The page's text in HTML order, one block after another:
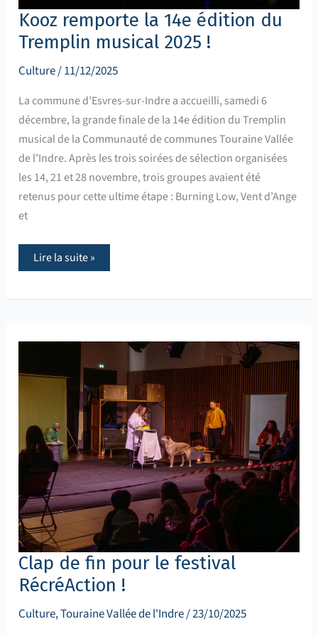
Kooz remporte la 14e édition du
Tremplin musical 2025 !
Culture/11/12/2025
La commune d’Esvres-sur-Indre a accueilli, samedi 6
décembre, la grande finale de la 14e édition du Tremplin
musical de la Communauté de communes Touraine Vallée
de l’Indre. Après les trois soirées de sélection organisées
les 14, 21 et 28 novembre, trois groupes avaient été
retenus pour cette ultime étape : Burning Low, Vent d’Ange
et
Lire la suite »
Clap de fin pour le festival
RécréAction !
Culture,Touraine Vallée de l'Indre/23/10/2025
de
le
RécréAction